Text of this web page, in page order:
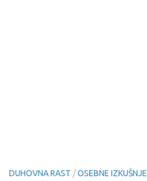
DUHOVNA RAST /OSEBNE IZKUŠNJE